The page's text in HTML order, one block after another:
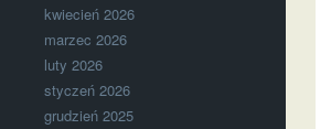
kwiecień 2026
marzec 2026
luty 2026
styczeń 2026
grudzień 2025